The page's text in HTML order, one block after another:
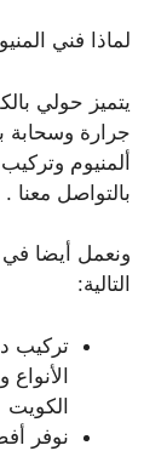
لماذا فني
يتميز حولي
جرارة وسحابة
ألمنيوم
بالتواصل معنا .
ونعمل أيضا
التالية:
تركيب
الكويت
نوفر